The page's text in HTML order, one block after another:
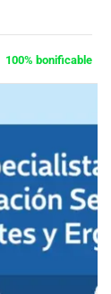
100% bonificable